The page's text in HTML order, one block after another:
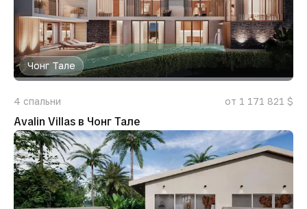
Чонг Тале
4 спальни от 1 171 821 $
Avalin Villas в Чонг Тале